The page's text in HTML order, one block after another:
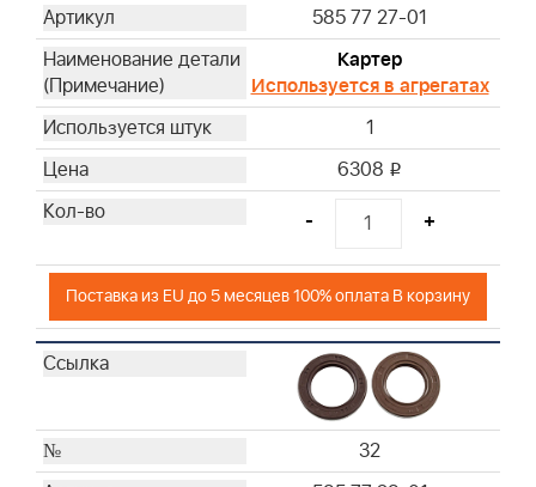
585 77 27-01
Картер
Используется в агрегатах
1
6308 i
- +
Поставка из EU до 5 месяцев 100% оплата В корзину
32